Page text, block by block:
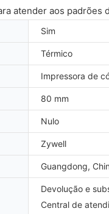
atender aos
Sim
Térmico
Impressora de
80 mm
Nulo
Zywell
Guangdong,
Devolução e
Central de